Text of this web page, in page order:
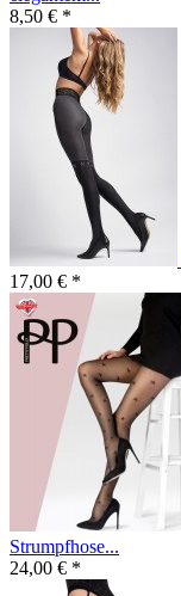
8,50 € *
17,00 € *
Strumpfhose...
24,00 € *